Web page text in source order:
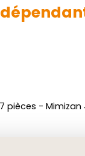
pièces - Mimizan